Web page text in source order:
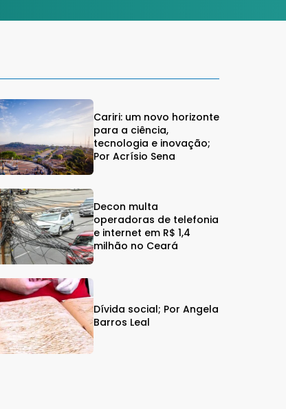
Cariri: um novo horizonte
para a ciência,
tecnologia e inovação;
Por Acrísio Sena
Decon multa
operadoras de telefonia
e internet em R$ 1,4
milhão no Ceará
Dívida social; Por Angela
Barros Leal